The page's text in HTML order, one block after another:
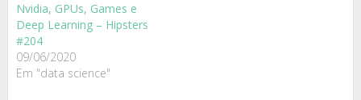
Nvidia, GPUs, Games e
Deep Learning – Hipsters
#204
09/06/2020
Em "data science"